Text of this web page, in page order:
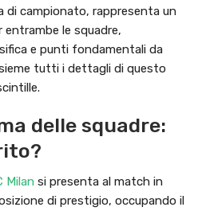
di campionato, rappresenta un
entrambe le squadre,
e punti fondamentali da
tutti i dettagli di questo
delle squadre:
Milan si presenta al match in
di prestigio, occupando il